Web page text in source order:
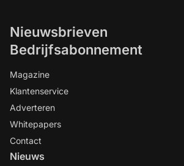
Nieuwsbrieven
Bedrijfsabonnement
Magazine
Klantenservice
Adverteren
Whitepapers
Contact
Nieuws